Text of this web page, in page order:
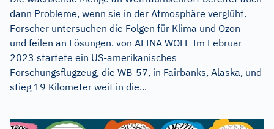
dann Probleme, wenn sie in der Atmosphäre verglüht.
Forscher untersuchen die Folgen für Klima und Ozon –
und feilen an Lösungen. von ALINA WOLF Im Februar
2023 startete ein US-amerikanisches
Forschungsflugzeug, die WB-57, in Fairbanks, Alaska, und
stieg 19 Kilometer weit in die...